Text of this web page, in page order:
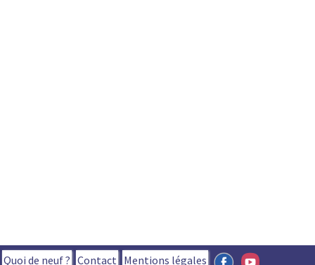
Quoi de neuf ? Contact Mentions légales